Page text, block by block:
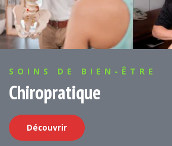
SOINS DE BIEN-ÊTRE
Chiropratique
Découvrir